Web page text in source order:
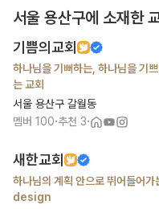
서울 용산구에 소재한
기쁨의교회
하나님을 기뻐하는, 하나님을 기
는 교회
서울 용산구 갈월동
멤버 100·추천 3·
새한교회
하나님의 계획 안으로 뛰어들어
design